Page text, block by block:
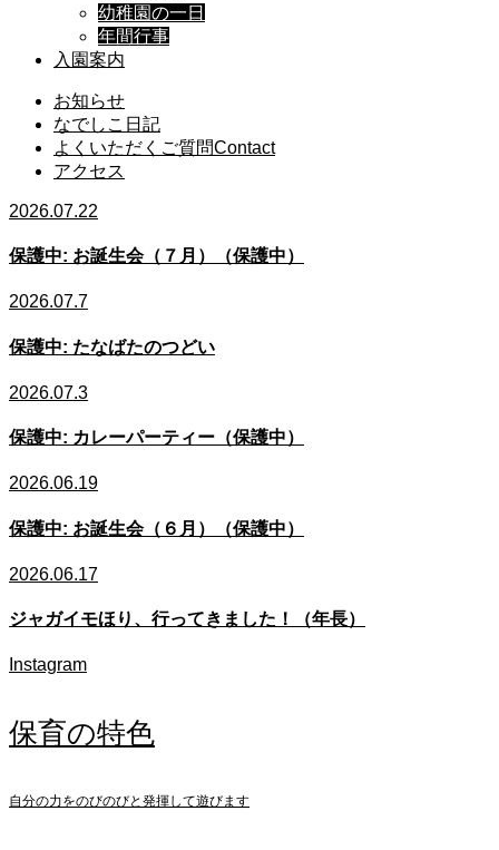
幼稚園の一日
年間行事
入園案内
お知らせ
なでしこ日記
よくいただくご質問Contact
アクセス
2026.07.22
保護中: お誕生会（７月）（保護中）
2026.07.7
保護中: たなばたのつどい
2026.07.3
保護中: カレーパーティー（保護中）
2026.06.19
保護中: お誕生会（６月）（保護中）
2026.06.17
ジャガイモほり、行ってきました！（年長）
Instagram
保育の特色
自分の力をのびのびと発揮して遊びます